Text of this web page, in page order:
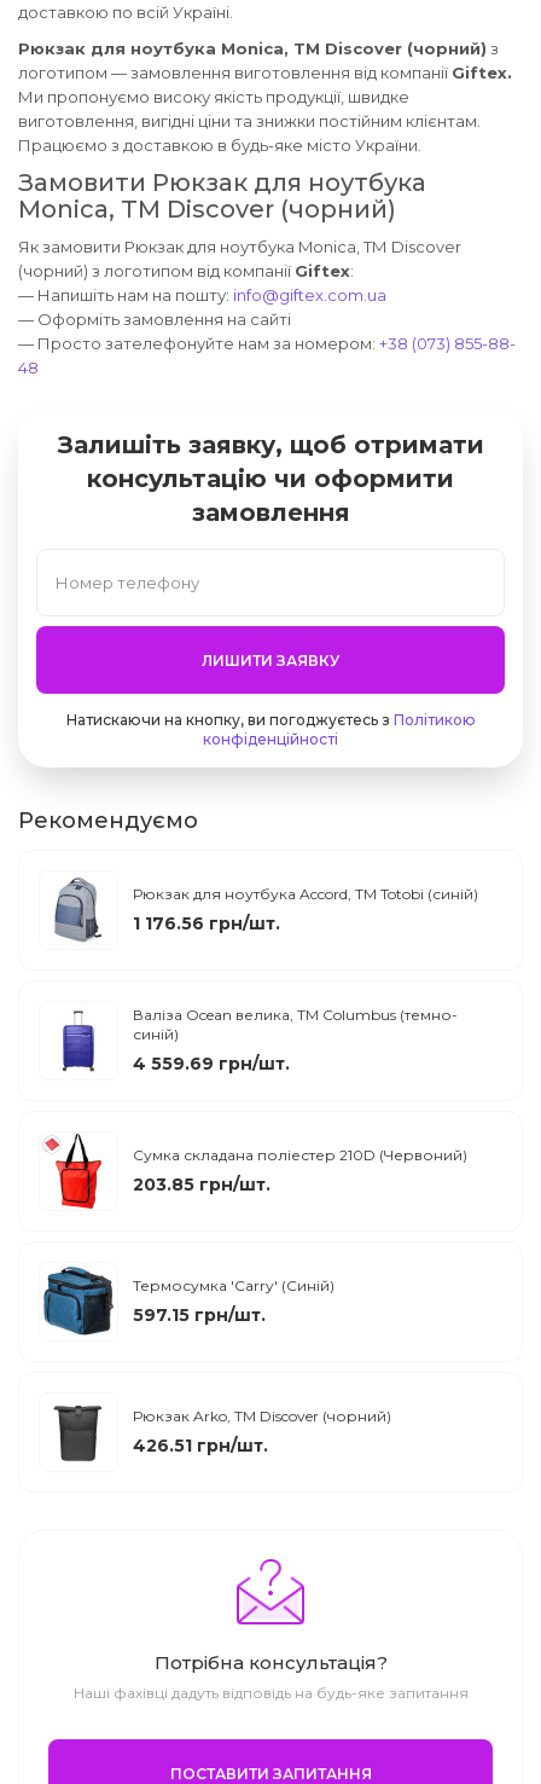
доставкою по всій Україні.
Рюкзак для ноутбука Monica, ТМ Discover (чорний) з
логотипом — замовлення виготовлення від компанії Giftex.
Ми пропонуємо високу якість продукції, швидке
виготовлення, вигідні ціни та знижки постійним клієнтам.
Працюємо з доставкою в будь-яке місто України.
Замовити Рюкзак для ноутбука
Monica, ТМ Discover (чорний)
Як замовити Рюкзак для ноутбука Monica, ТМ Discover
(чорний) з логотипом від компанії Giftex:
— Напишіть нам на пошту: info@giftex.com.ua
— Оформіть замовлення на сайті
— Просто зателефонуйте нам за номером: +38 (073) 855-88-
48
Залишіть заявку, щоб отримати
консультацію чи оформити
замовлення
ЛИШИТИ ЗАЯВКУ
Натискаючи на кнопку, ви погоджуєтесь з Політикою
конфіденційності
Рекомендуємо
Рюкзак для ноутбука Accord, ТМ Totobi (синій)
1 176.56 грн/шт.
Валіза Ocean велика, TM Columbus (темно-
синій)
4 559.69 грн/шт.
Сумка складана поліестер 210D (Червоний)
203.85 грн/шт.
Термосумка 'Carry' (Синій)
597.15 грн/шт.
Рюкзак Arko, TM Discover (чорний)
426.51 грн/шт.
Потрібна консультація?
Наші фахівці дадуть відповідь на будь-яке запитання
ПОСТАВИТИ ЗАПИТАННЯ